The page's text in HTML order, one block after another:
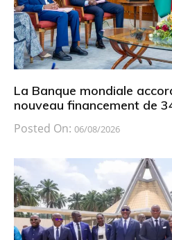
La Banque mondiale
nouveau financement de
Posted On: 06/08/2026